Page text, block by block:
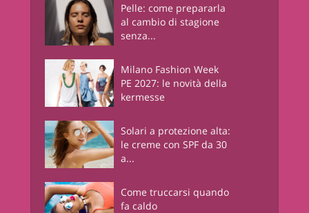
Pelle: come prepararla
al cambio di stagione
senza...
Milano Fashion Week
PE 2027: le novità della
kermesse
Solari a protezione alta:
le creme con SPF da 30
a...
Come truccarsi quando
fa caldo